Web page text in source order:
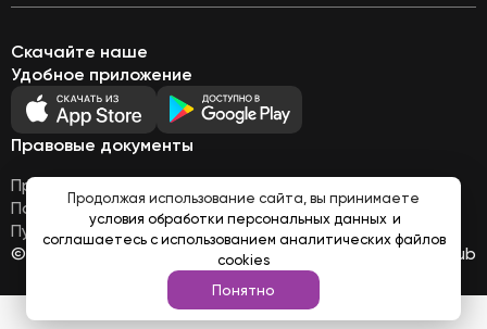
Скачайте наше
Удобное приложение
Правовые документы
Правовая информация
Политика обработки персональных данных
Публичная оферта
© Все права защищены 2026Работает на Loyalhub
Продолжая использование сайта, вы принимаете
условия обработки персональных данных и
соглашаетесь с использованием аналитических файлов
cookies
Понятно